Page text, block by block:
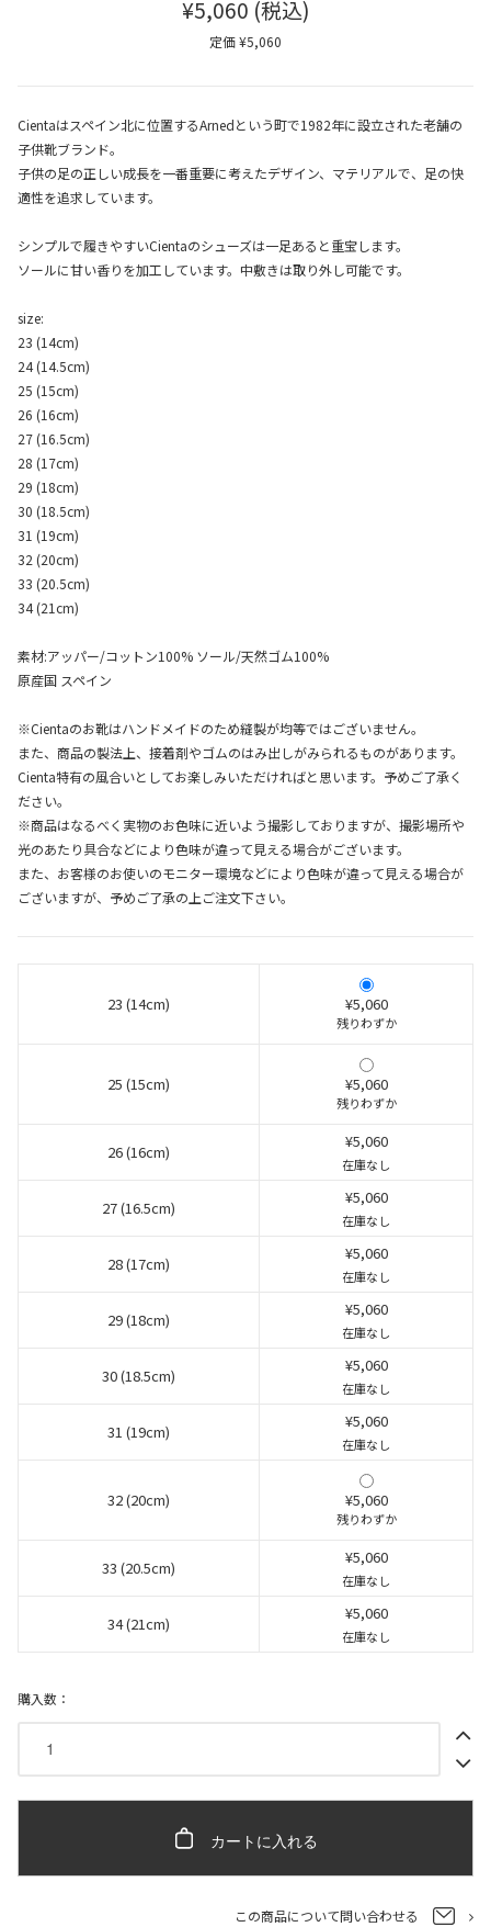
¥5,060 (税込)
定価 ¥5,060
Cientaはスペイン北に位置するArnedという町で1982年に設立された老舗の
子供靴ブランド。
子供の足の正しい成長を一番重要に考えたデザイン、マテリアルで、足の快
適性を追求しています。
シンプルで履きやすいCientaのシューズは一足あると重宝します。
ソールに甘い香りを加工しています。中敷きは取り外し可能です。
size:
23 (14cm)
24 (14.5cm)
25 (15cm)
26 (16cm)
27 (16.5cm)
28 (17cm)
29 (18cm)
30 (18.5cm)
31 (19cm)
32 (20cm)
33 (20.5cm)
34 (21cm)
素材:アッパー/コットン100% ソール/天然ゴム100%
原産国 スペイン
※Cientaのお靴はハンドメイドのため縫製が均等ではございません。
また、商品の製法上、接着剤やゴムのはみ出しがみられるものがあります。
Cienta特有の風合いとしてお楽しみいただければと思います。予めご了承く
ださい。
※商品はなるべく実物のお色味に近いよう撮影しておりますが、撮影場所や
光のあたり具合などにより色味が違って見える場合がございます。
また、お客様のお使いのモニター環境などにより色味が違って見える場合が
ございますが、予めご了承の上ご注文下さい。
23 (14cm) ¥5,060
残りわずか
25 (15cm) ¥5,060
残りわずか
26 (16cm)
¥5,060
在庫なし
27 (16.5cm)
¥5,060
在庫なし
28 (17cm)
¥5,060
在庫なし
29 (18cm)
¥5,060
在庫なし
30 (18.5cm)
¥5,060
在庫なし
31 (19cm)
¥5,060
在庫なし
32 (20cm) ¥5,060
残りわずか
33 (20.5cm)
¥5,060
在庫なし
34 (21cm)
¥5,060
在庫なし
購入数：
カートに入れる
この商品について問い合わせる